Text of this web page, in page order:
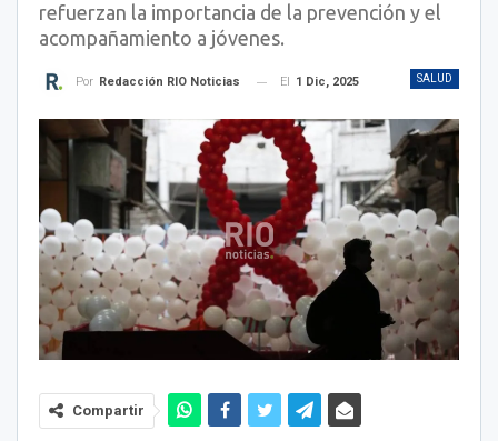
refuerzan la importancia de la prevención y el
acompañamiento a jóvenes.
SALUD
Por Redacción RIO Noticias El 1 Dic, 2025
Compartir